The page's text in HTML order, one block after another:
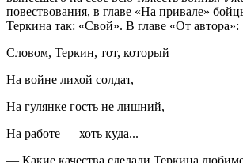
повествования, в главе «На привале»
Теркина так: «Свой». В главе «От автора»:
Словом, Теркин, тот, который
На войне лихой солдат,
На гулянке гость не лишний,
На работе — хоть куда...